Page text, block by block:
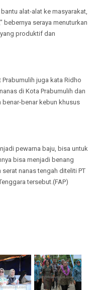
alat-alat ke masyarakat,
bebernya seraya menuturkan
produktif dan
juga kata Ridho
di Kota Prabumulih dan
benar kebun khusus
pewarna baju, bisa untuk
bisa menjadi benang
nanas tengah diteliti PT
tersebut.(FAP)